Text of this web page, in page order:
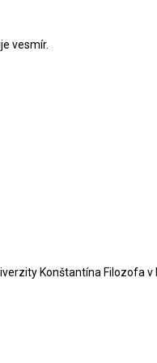
vesmír.
Konštantína Filozofa v